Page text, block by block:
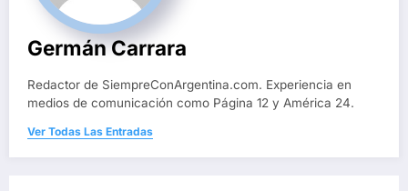
Germán Carrara
Redactor de SiempreConArgentina.com. Experiencia en
medios de comunicación como Página 12 y América 24.
Ver Todas Las Entradas